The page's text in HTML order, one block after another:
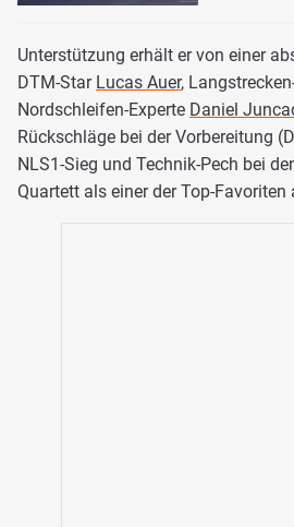
Unterstützung erhält er von einer
DTM-Star Lucas Auer,
Nordschleifen-Experte Daniel
Rückschläge bei der Vorbereitung
NLS1-Sieg und Technik-Pech bei
Quartett als einer der Top-